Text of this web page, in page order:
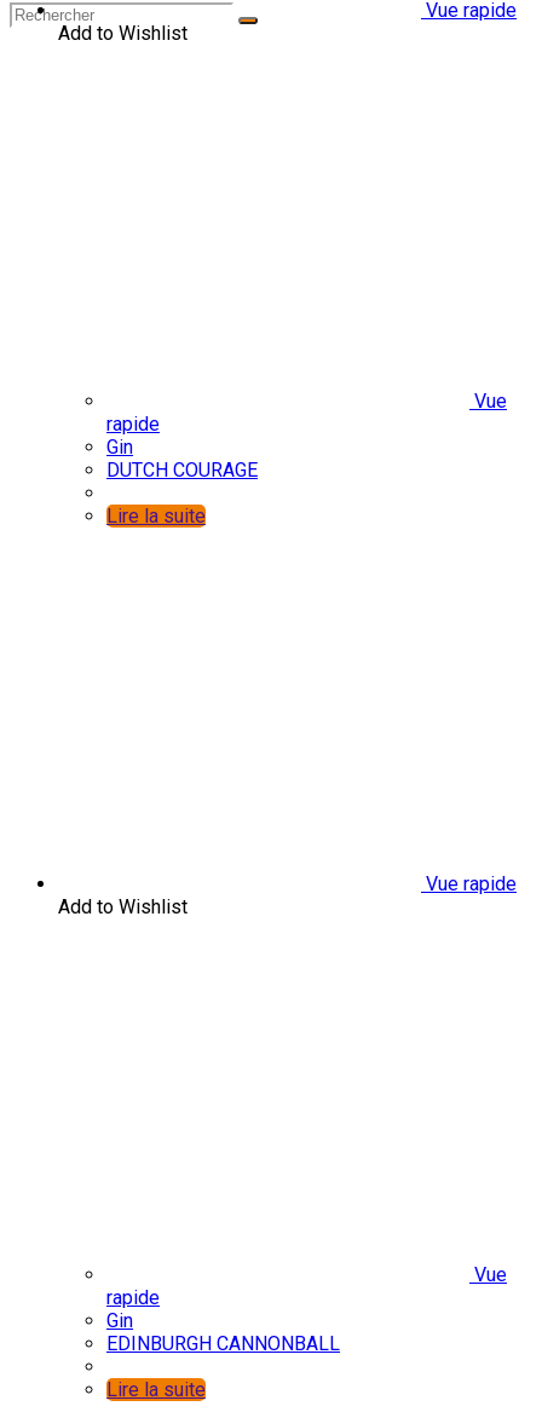
Vue rapide
Add to Wishlist
Vue
rapide
Gin
DUTCH COURAGE
Lire la suite
Vue rapide
Add to Wishlist
Vue
rapide
Gin
EDINBURGH CANNONBALL
Lire la suite